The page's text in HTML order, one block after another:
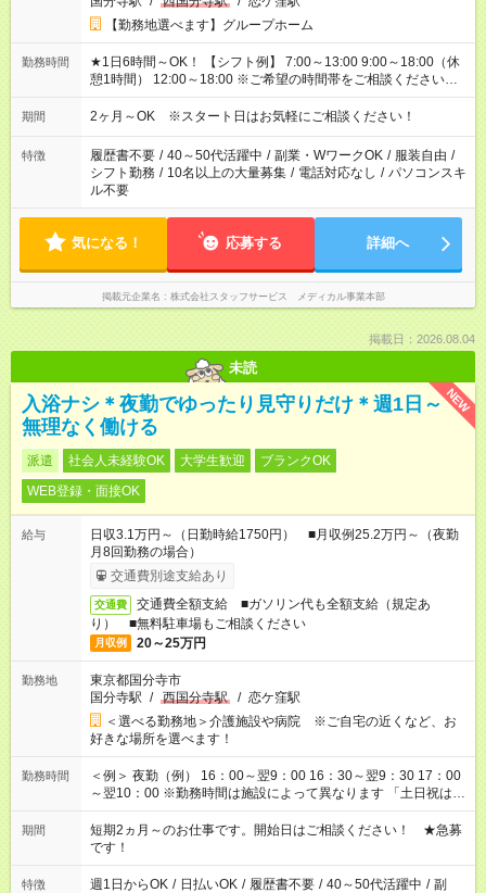
【勤務地選べます】グループホーム
勤務時間
★1日6時間～OK！ 【シフト例】 7:00～13:00 9:00～18:00（休
憩1時間） 12:00～18:00 ※ご希望の時間帯をご相談ください。
※日勤、夜勤のみ、変則的な勤務等も相談OK！
期間 2ヶ月～OK ※スタート日はお気軽にご相談ください！
特徴 履歴書不要 / 40～50代活躍中 / 副業・WワークOK / 服装自由 /
シフト勤務 / 10名以上の大量募集 / 電話対応なし / パソコンスキ
ル不要
気になる！ 応募する 詳細へ
掲載元企業名 株式会社スタッフサービス メディカル事業本部
掲載日：2026.08.04
未読
NEW
入浴ナシ＊夜勤でゆったり見守りだけ＊週1日～
無理なく働ける
派遣 社会人未経験OK 大学生歓迎
ブランクOK
WEB登録・面接OK
給与
日収3.1万円～（日勤時給1750円） ■月収例25.2万円～（夜勤
月8回勤務の場合）
交通費別途支給あり
交通費
交通費全額支給 ■ガソリン代も全額支給（規定あ
り） ■無料駐車場もご相談ください
月収例 20～25万円
勤務地
東京都国分寺市
国分寺駅 / 西国分寺駅 / 恋ケ窪駅
＜選べる勤務地＞介護施設や病院 ※ご自宅の近くなど、お
好きな場所を選べます！
勤務時間
＜例＞ 夜勤（例） 16：00～翌9：00 16：30～翌9：30 17：00
～翌10：00 ※勤務時間は施設によって異なります 「土日祝は休
みたい」 「しっかり稼ぎたい」 「もう少し遅い時間から始めた
い」など ご希望にあったお仕事をご案内いたします。 ※未経験
の方の場合は1～2ヶ月間は日中での仕事を経験いただき、 お
仕事に慣れてからの夜勤になります。 ★家庭の都合でお休みが
必要な場合も遠慮なくご相談ください。
期間
短期2ヵ月～のお仕事です。開始日はご相談ください！ ★急募
です！
特徴 週1日からOK / 日払いOK / 履歴書不要 / 40～50代活躍中 / 副